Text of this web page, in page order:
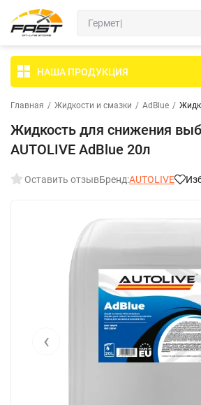
НАША ПРОДУКЦИЯ
Главная / Жидкости и смазки / AdBlue /
Жидкость для снижения
AUTOLIVE AdBlue 20л
Оставить отзывБренд:AUTOLIVE
‹